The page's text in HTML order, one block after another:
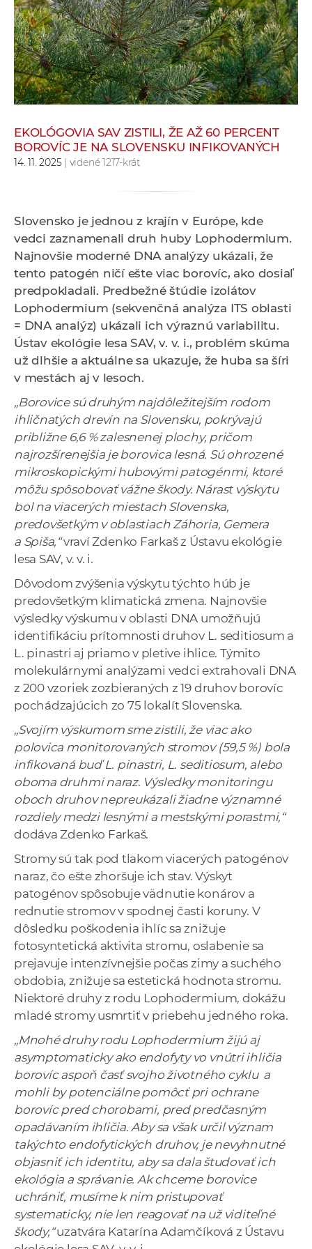
e
v
p
r
a
c
v
n
a
c
h
a
r
a
c
o
í
k
c
h
S
V
EKOLÓGOVIA SAV ZISTILI, ŽE AŽ 60 PERCENT
BOROVÍC JE NA SLOVENSKU INFIKOVANÝCH
14. 11. 2025| videné 1217-krát
Slovensko je jednou z krajín v Európe, kde
vedci zaznamenali druh huby Lophodermium.
Najnovšie moderné DNA analýzy ukázali, že
tento patogén ničí ešte viac borovíc, ako dosiaľ
predpokladali. Predbežné štúdie izolátov
Lophodermium (sekvenčná analýza ITS oblasti
= DNA analýz) ukázali ich výraznú variabilitu.
Ústav ekológie lesa SAV, v. v. i., problém skúma
už dlhšie a aktuálne sa ukazuje, že huba sa šíri
v mestách aj v lesoch.
„Borovice sú druhým najdôležitejším rodom
ihličnatých drevín na Slovensku, pokrývajú
približne 6,6 % zalesnenej plochy, pričom
najrozšírenejšia je borovica lesná. Sú ohrozené
mikroskopickými hubovými patogénmi, ktoré
môžu spôsobovať vážne škody. Nárast výskytu
bol na viacerých miestach Slovenska,
predovšetkým v oblastiach Záhoria, Gemera
a Spiša,“vraví Zdenko Farkaš z Ústavu ekológie
lesa SAV, v. v. i.
Dôvodom zvýšenia výskytu týchto húb je
predovšetkým klimatická zmena. Najnovšie
výsledky výskumu v oblasti DNA umožňujú
identifikáciu prítomnosti druhov L. seditiosum a
L. pinastri aj priamo v pletive ihlice. Týmito
molekulárnymi analýzami vedci extrahovali DNA
z 200 vzoriek zozbieraných z 19 druhov borovíc
pochádzajúcich zo 75 lokalít Slovenska.
„Svojím výskumom sme zistili, že viac ako
polovica monitorovaných stromov (59,5 %) bola
infikovaná buď L. pinastri, L. seditiosum, alebo
oboma druhmi naraz. Výsledky monitoringu
oboch druhov nepreukázali žiadne významné
rozdiely medzi lesnými a mestskými porastmi,“
dodáva Zdenko Farkaš.
Stromy sú tak pod tlakom viacerých patogénov
naraz, čo ešte zhoršuje ich stav. Výskyt
patogénov spôsobuje vädnutie konárov a
rednutie stromov v spodnej časti koruny. V
dôsledku poškodenia ihlíc sa znižuje
fotosyntetická aktivita stromu, oslabenie sa
prejavuje intenzívnejšie počas zimy a suchého
obdobia, znižuje sa estetická hodnota stromu.
Niektoré druhy z rodu Lophodermium, dokážu
mladé stromy usmrtiť v priebehu jedného roka.
„Mnohé druhy rodu Lophodermium žijú aj
asymptomaticky ako endofyty vo vnútri ihličia
borovíc aspoň časť svojho životného cyklu a
mohli by potenciálne pomôcť pri ochrane
borovíc pred chorobami, pred predčasným
opadávaním ihličia. Aby sa však určil význam
takýchto endofytických druhov, je nevyhnutné
objasniť ich identitu, aby sa dala študovať ich
ekológia a správanie. Ak chceme borovice
uchrániť, musíme k nim pristupovať
systematicky, nie len reagovať na už viditeľné
škody,“uzatvára Katarína Adamčíková z Ústavu